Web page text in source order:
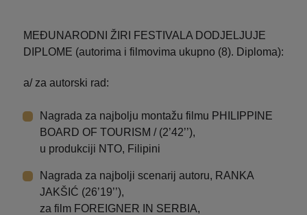
MEĐUNARODNI ŽIRI FESTIVALA DODJELJUJE
DIPLOME (autorima i filmovima ukupno (8). Diploma):
a/ za autorski rad:
Nagrada za najbolju montažu filmu PHILIPPINE
BOARD OF TOURISM / (2’42’’),
u produkciji NTO, Filipini
Nagrada za najbolji scenarij autoru, RANKA
JAKŠIĆ (26’19’’),
za film FOREIGNER IN SERBIA,